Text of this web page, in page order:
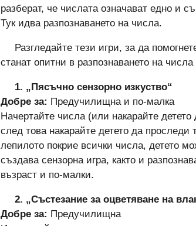
разберат, че числата означават едно и
Тук идва разпознаването на числа.
Разгледайте тези игри, за да
станат опитни в разпознаването на
1. „Пясъчно сензорно изкуство“
Добре за: Предучилищна и по-малка
Начертайте числа (или накарайте
след това накарайте детето да
лепилото покрие всички числа, детето
създава сензорна игра, както и
възраст и по-малки.
2. „Състезание за оцветяване на
Добре за: Предучилищна